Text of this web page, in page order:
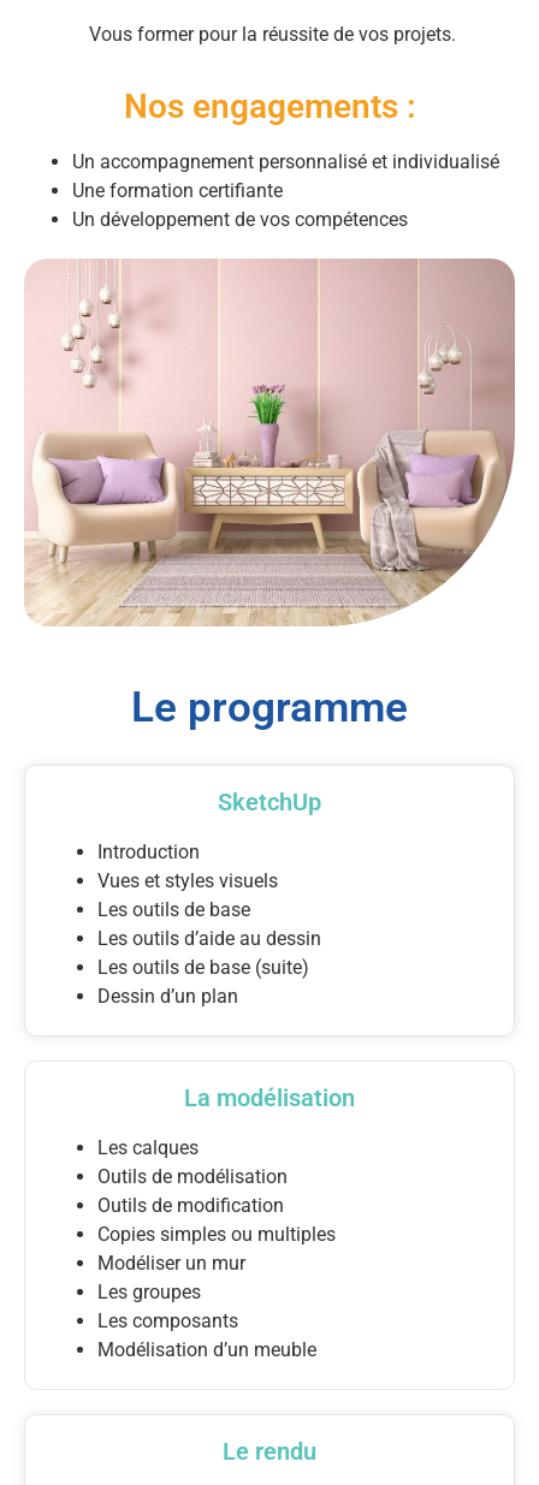
Vous former pour la réussite de vos projets.
Nos engagements :
Un accompagnement personnalisé et individualisé
Une formation certifiante
Un développement de vos compétences
Le programme
SketchUp
Introduction
Vues et styles visuels
Les outils de base
Les outils d’aide au dessin
Les outils de base (suite)
Dessin d’un plan
La modélisation
Les calques
Outils de modélisation
Outils de modification
Copies simples ou multiples
Modéliser un mur
Les groupes
Les composants
Modélisation d’un meuble
Le rendu